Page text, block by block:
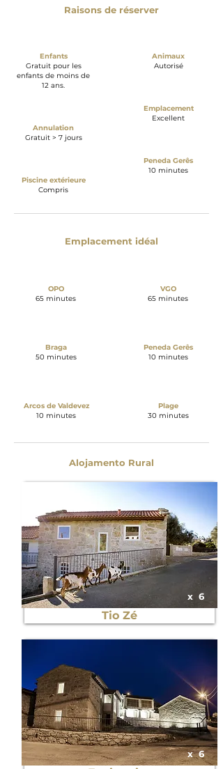
Raisons de réserver
Enfants
Gratuit pour les
enfants de moins de
12 ans.
Annulation
Gratuit > 7 jours
Piscine extérieure
Compris
Animaux
Autorisé
Emplacement
Excellent
Peneda Gerês
10 minutes
Emplacement idéal
OPO
65 minutes
Braga
50 minutes
Arcos de Valdevez
10 minutes
VGO
65 minutes
Peneda Gerês
10 minutes
Plage
30 minutes
Alojamento Rural
x 6
Tio Zé
x 6